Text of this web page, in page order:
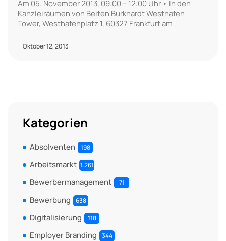
Am 05. November 2013, 09:00 – 12:00 Uhr • In den
Kanzleiräumen von Beiten Burkhardt Westhafen
Tower, Westhafenplatz 1, 60327 Frankfurt am
Oktober 12, 2013
Kategorien
Absolventen 198
Arbeitsmarkt 1.261
Bewerbermanagement 71
Bewerbung 638
Digitalisierung 118
Employer Branding 344